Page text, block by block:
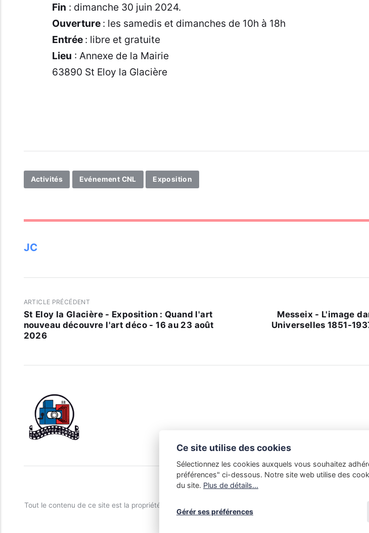
Fin : dimanche 30 juin 2024.
Ouverture : les samedis et dimanches de 10h à 18h
Entrée : libre et gratuite
Lieu : Annexe de la Mairie
63890 St Eloy la Glacière
Activités Evénement CNL Exposition
JC
ARTICLE PRÉCÉDENT
St Eloy la Glacière - Exposition : Quand l'art
nouveau découvre l'art déco - 16 au 23 août
2026
Messeix - L'image
Universelles 1851-
Tout le contenu de ce site est la propriété du Club Niépce-Lumière et est soumis aux règles du droit
est illégale. Copyright Club
Ce site utilise des cookies
Sélectionnez les cookies auxquels vous souhaitez
préférences" ci-dessous. Notre site web utilise des
du site. Plus de détails...
Gérér ses préférences